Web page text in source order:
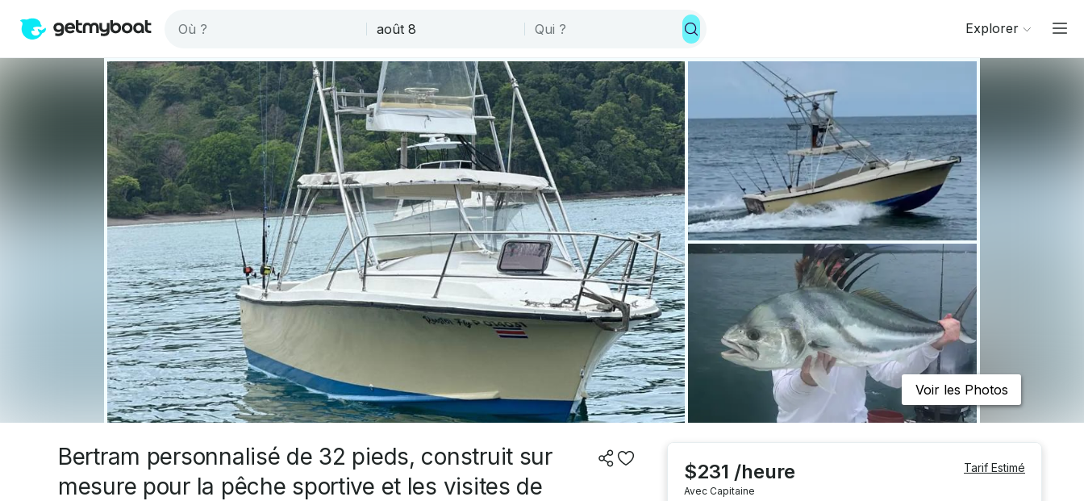
Explorer
Voir les Photos
Bertram personnalisé de 32 pieds, construit sur
mesure pour la pêche sportive et les visites de
$231 /heure
Avec Capitaine
Tarif Estimé